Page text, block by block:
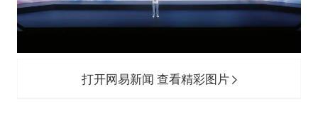
打开网易新闻 查看精彩图片